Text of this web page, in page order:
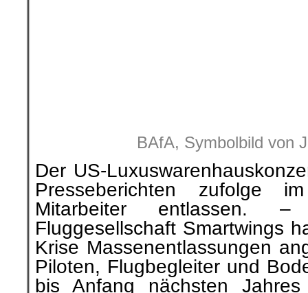
BAfA, Symbolbild von
Der US-
Presseberichten zufolge
Mitarbeiter entlassen. –
Fluggesellschaft Smartwings
Krise Massenentlassungen
Piloten, Flugbegleiter und
bis Anfang nächsten